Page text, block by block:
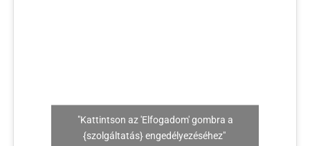
"Kattintson az 'Elfogadom' gombra a
{szolgáltatás} engedélyezéséhez"